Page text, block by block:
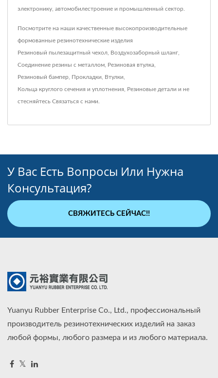
электронику, автомобилестроение и промышленный сектор.
Посмотрите на наши качественные высокопроизводительные
формованные резинотехнические изделия
Резиновый пылезащитный чехол Воздухозаборный шланг
Соединение резины с металлом Резиновая втулка
Резиновый бампер Прокладки Втулки
Кольца круглого сечения и уплотнения Резиновые детали и не
стесняйтесь Связаться с нами
У Вас Есть Вопросы Или Нужна
Консультация?
СВЯЖИТЕСЬ СЕЙЧАС!!
Yuanyu Rubber Enterprise Co., Ltd., профессиональный
производитель резинотехнических изделий на заказ
любой формы, любого размера и из любого материала.